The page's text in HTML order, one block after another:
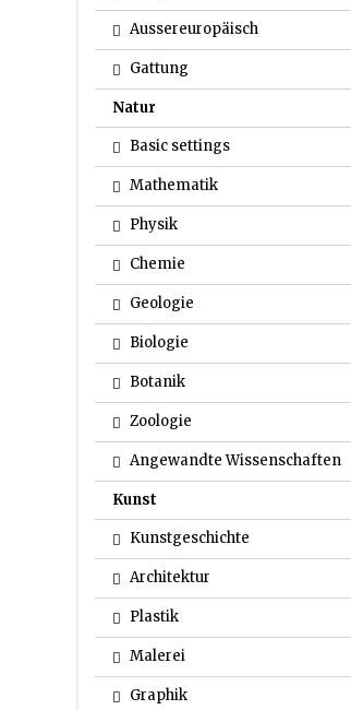
Aussereuropäisch
Gattung
Natur
Basic settings
Mathematik
Physik
Chemie
Geologie
Biologie
Botanik
Zoologie
Angewandte Wissenschaften
Kunst
Kunstgeschichte
Architektur
Plastik
Malerei
Graphik